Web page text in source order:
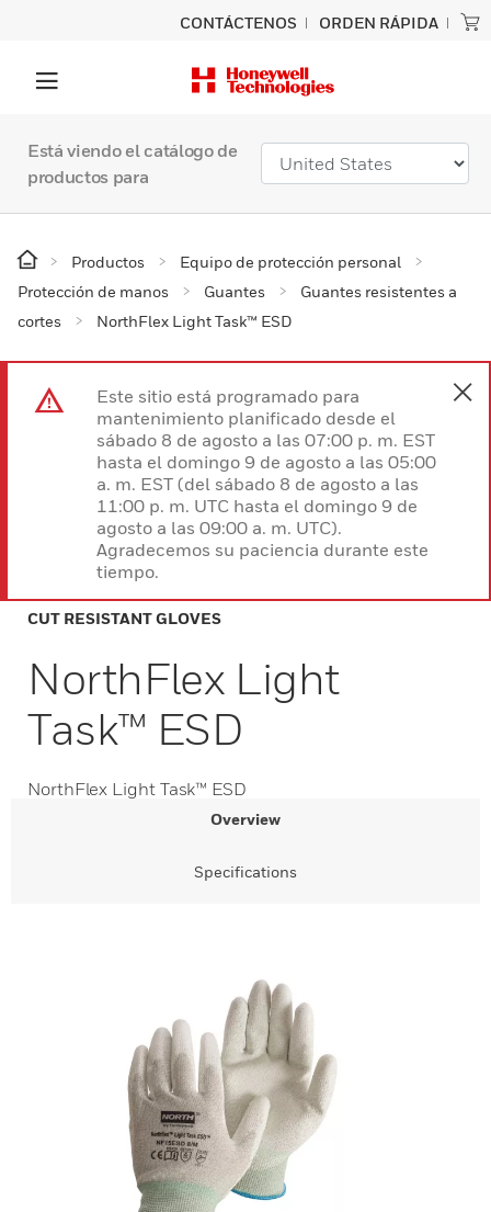
CONTÁCTENOS ORDEN RÁPIDA
Está viendo el catálogo de
productos para
Productos
Equipo de protección personal
Protección de manos
Guantes
Guantes resistentes a
cortes
NorthFlex Light Task™ ESD
Este sitio está programado para
mantenimiento planificado desde el
sábado 8 de agosto a las 07:00 p. m. EST
hasta el domingo 9 de agosto a las 05:00
a. m. EST (del sábado 8 de agosto a las
11:00 p. m. UTC hasta el domingo 9 de
agosto a las 09:00 a. m. UTC).
Agradecemos su paciencia durante este
tiempo.
CUT RESISTANT GLOVES
NorthFlex Light
Task™ ESD
NorthFlex Light Task™ ESD
Overview
Specifications